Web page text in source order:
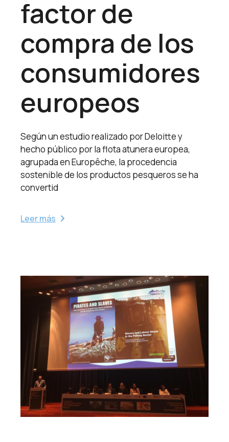
factor de
compra de los
consumidores
europeos
Según un estudio realizado por Deloitte y
hecho público por la flota atunera europea,
agrupada en Europêche, la procedencia
sostenible de los productos pesqueros se ha
convertid
Leer más